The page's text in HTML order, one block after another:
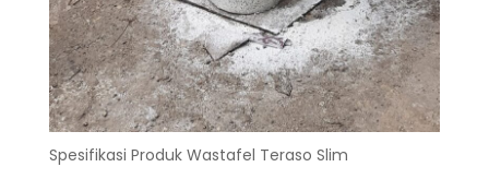
Spesifikasi Produk Wastafel Teraso Slim